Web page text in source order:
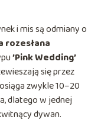
i mis są odmiany o
rozesłana
’Pink Wedding’
się przez
zwykle 10–20
dlatego w jednej
dywan.